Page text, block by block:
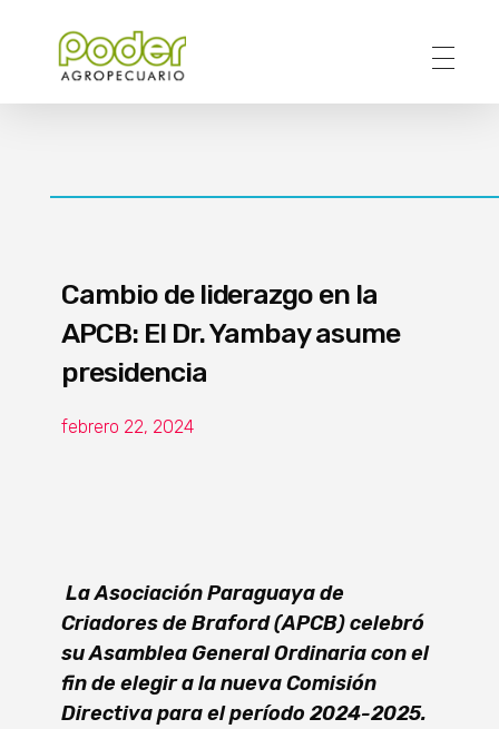
Cambio de liderazgo en la
APCB: El Dr. Yambay asume
presidencia
febrero 22, 2024
La Asociación Paraguaya de
Criadores de Braford (APCB) celebró
su Asamblea General Ordinaria con el
fin de elegir a la nueva Comisión
Directiva para el período 2024-2025.